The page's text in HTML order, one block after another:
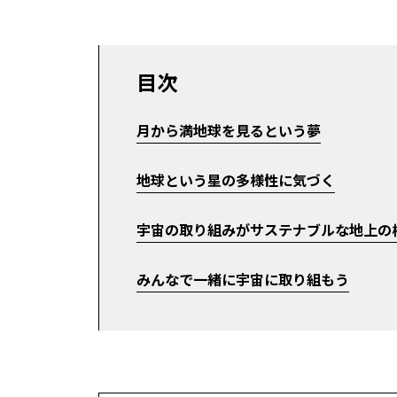
目次
月から満地球を見るという夢
地球という星の多様性に気づく
宇宙の取り組みがサステナブルな地上の
みんなで一緒に宇宙に取り組もう